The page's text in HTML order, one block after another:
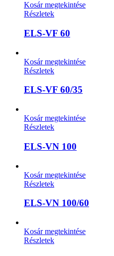
Kosár megtekintése
Részletek
ELS-VF 60
Kosár megtekintése
Részletek
ELS-VF 60/35
Kosár megtekintése
Részletek
ELS-VN 100
Kosár megtekintése
Részletek
ELS-VN 100/60
Kosár megtekintése
Részletek